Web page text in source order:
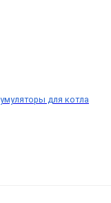
для котла